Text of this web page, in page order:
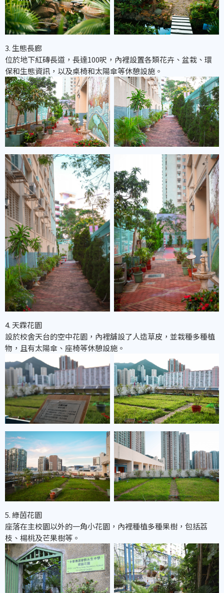
3. 生態長廊
位於地下紅磚長道，長達100呎，內裡設置各類花卉、盆栽、環
保和生態資訊，以及桌椅和太陽傘等休憩設施。
4. 天霖花園
設於校舍天台的空中花園，內裡舖設了人造草皮，並栽種多種植
物，且有太陽傘、座椅等休憩設施。
5. 綠茵花園
座落在主校園以外的一角小花園，內裡種植多種果樹，包括荔
枝、楊桃及芒果樹等。